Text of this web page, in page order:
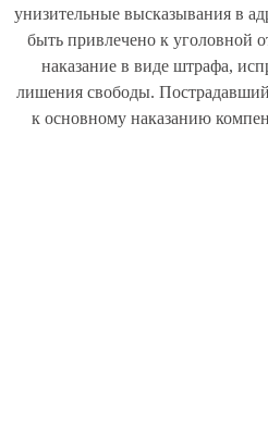
унизительные высказывания в
быть привлечено к уголовной
наказание в виде штрафа,
лишения свободы.
к основному наказанию